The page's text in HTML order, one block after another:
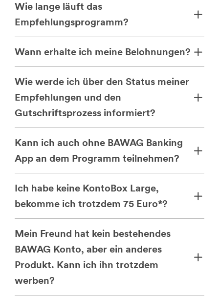
Wie lange läuft das
Empfehlungsprogramm?
Wann erhalte ich meine Belohnungen?
Wie werde ich über den Status meiner
Empfehlungen und den
Gutschriftsprozess informiert?
Kann ich auch ohne BAWAG Banking
App an dem Programm teilnehmen?
Ich habe keine KontoBox Large,
bekomme ich trotzdem 75 Euro*?
Mein Freund hat kein bestehendes
BAWAG Konto, aber ein anderes
Produkt. Kann ich ihn trotzdem
werben?